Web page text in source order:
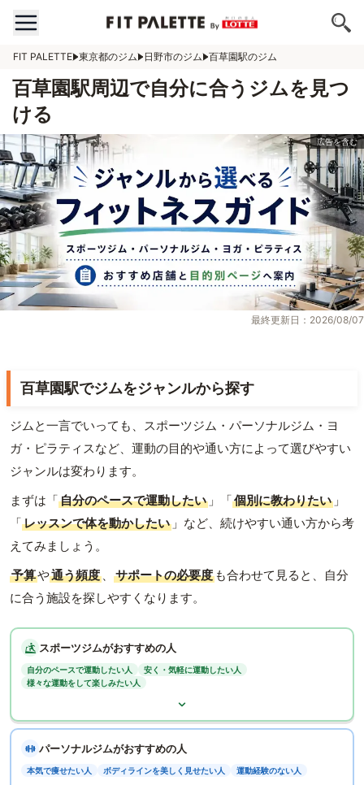
FIT PALETTE 東京都のジム 日野市のジム 百草園駅のジム
百草園駅周辺で自分に合うジムを見つ
ける
最終更新日：2026/08/07
百草園駅でジムをジャンルから探す
ジムと一言でいっても、スポーツジム・パーソナルジム・ヨ
ガ・ピラティスなど、運動の目的や通い方によって選びやすい
ジャンルは変わります。
まずは「自分のペースで運動したい 」「個別に教わりたい 」
「レッスンで体を動かしたい 」など、続けやすい通い方から考
えてみましょう。
予算や通う頻度 、 サポートの必要度 も合わせて見ると、自分
に合う施設を探しやすくなります。
スポーツジムがおすすめの人
自分のペースで運動したい人
安く・気軽に運動したい人
様々な運動をして楽しみたい人
パーソナルジムがおすすめの人
本気で痩せたい人 ボディラインを美しく見せたい人 運動経験のない人